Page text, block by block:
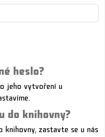
heslo?
jeho vytvoření u
do knihovny?
knihovny, zastavte se u nás